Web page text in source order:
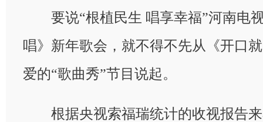
要说“根植民生 唱享幸福”河南电
唱》新年歌会，就不得不先从《开口
爱的“歌曲秀”节目说起。
根据央视索福瑞统计的收视报告来